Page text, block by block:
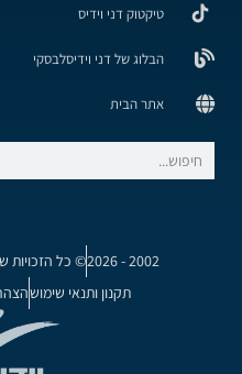
טיקטוק דני וידיס
הבלוג של דני וידיסלבסקי
אתר הבית
2002 - 2026 © כל הזכויות
תקנון ותנאי שימוש